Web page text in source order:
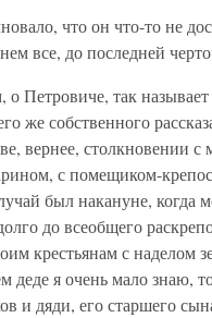
что он что-то не
все, до последней
Петровиче, так называет
же собственного
вернее, столкновении
с помещиком-
был накануне, когда
до всеобщего
крестьянам с наделом
деде я очень мало знаю,
и дяди, его старшего